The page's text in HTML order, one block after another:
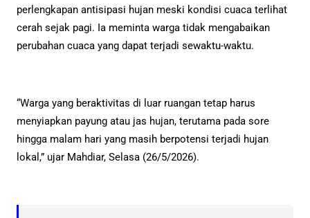
perlengkapan antisipasi hujan meski kondisi cuaca terlihat
cerah sejak pagi. Ia meminta warga tidak mengabaikan
perubahan cuaca yang dapat terjadi sewaktu-waktu.
“Warga yang beraktivitas di luar ruangan tetap harus
menyiapkan payung atau jas hujan, terutama pada sore
hingga malam hari yang masih berpotensi terjadi hujan
lokal,” ujar Mahdiar, Selasa (26/5/2026).